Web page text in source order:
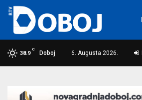
38.9
C
Doboj 6. Augusta 2026.